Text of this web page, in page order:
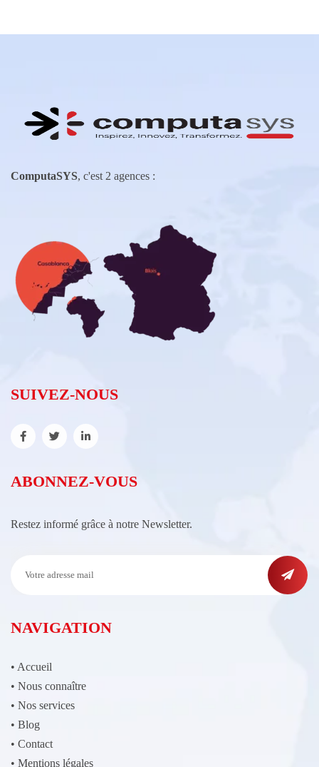
ComputaSYS, c'est 2 agences :
SUIVEZ-NOUS
ABONNEZ-VOUS
Restez informé grâce à notre Newsletter.
NAVIGATION
• Accueil
• Nous connaître
• Nos services
• Blog
• Contact
• Mentions légales